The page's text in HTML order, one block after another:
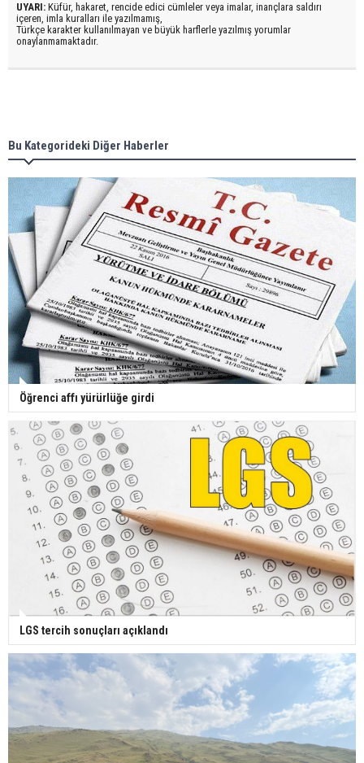
UYARI: Küfür, hakaret, rencide edici cümleler veya imalar, inançlara saldırı
içeren, imla kuralları ile yazılmamış,
Türkçe karakter kullanılmayan ve büyük harflerle yazılmış yorumlar
onaylanmamaktadır.
Bu Kategorideki Diğer Haberler
Öğrenci affı yürürlüğe girdi
LGS tercih sonuçları açıklandı